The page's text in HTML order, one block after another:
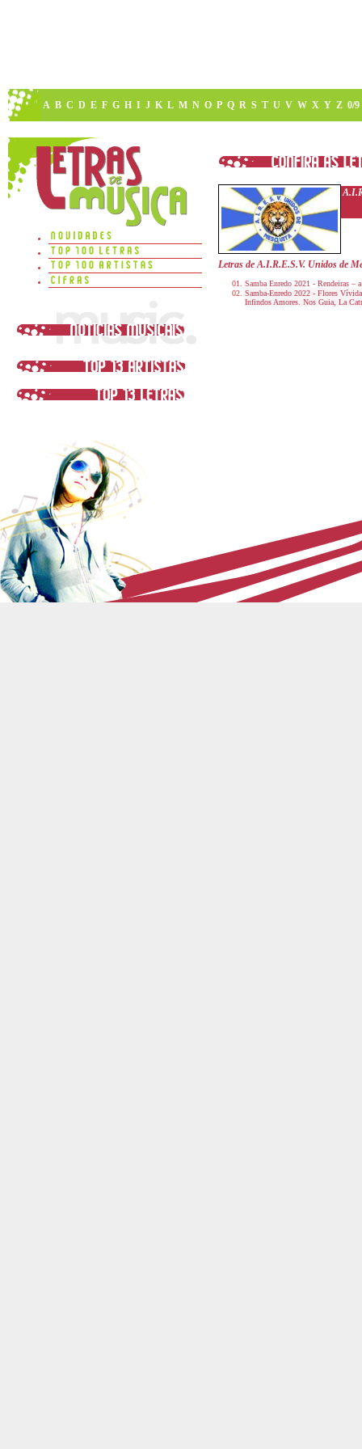
A B C D E F G H I J K L M N O P Q R S T U V W X Y Z 0/9
Letras de A.I.R.E.S.V. Unidos de
Samba Enredo 2021 - Rendeiras –
Samba-Enredo 2022 - Flores
Infindos Amores. Nos Guia, La